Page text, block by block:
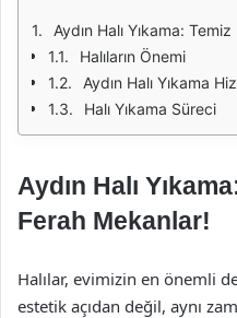
Aydın Halı Yıkama:
Halıların Önemi
Aydın Halı Yıkama
Halı Yıkama Süreci
Aydın Halı
Ferah Mekanlar!
Halılar, evimizin en önemli
estetik açıdan değil, aynı